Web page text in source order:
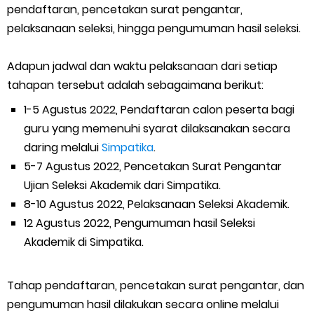
pendaftaran, pencetakan surat pengantar,
pelaksanaan seleksi, hingga pengumuman hasil seleksi.
Adapun jadwal dan waktu pelaksanaan dari setiap
tahapan tersebut adalah sebagaimana berikut:
1-5 Agustus 2022, Pendaftaran calon peserta bagi
guru yang memenuhi syarat dilaksanakan secara
daring melaluiSimpatika.
5-7 Agustus 2022, Pencetakan Surat Pengantar
Ujian Seleksi Akademik dari Simpatika.
8-10 Agustus 2022, Pelaksanaan Seleksi Akademik.
12 Agustus 2022, Pengumuman hasil Seleksi
Akademik di Simpatika.
Tahap pendaftaran, pencetakan surat pengantar, dan
pengumuman hasil dilakukan secara online melalui